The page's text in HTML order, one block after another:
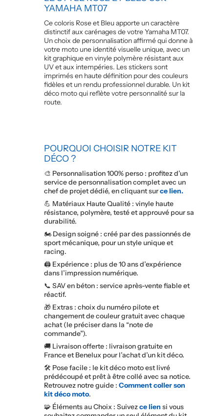
YAMAHA MT07
Ce coloris Rose et Bleu apporte un caractère
distinctif aux carénages de votre Yamaha MT07.
Un choix de personnalisation affirmé qui donne à
votre moto une identité visuelle unique, avec un
kit graphique en vinyle polymère résistant aux
UV et aux intempéries. Les stickers sont
imprimés en haute définition pour des couleurs
fidèles et un rendu professionnel durable. Un kit
déco moto qui reflète votre personnalité sur la
route.
POURQUOI CHOISIR NOTRE KIT
DÉCO ?
🎨 Personnalisation 100% perso : profitez d’un
service de personnalisation complet avec un
chef de projet dédié, en cliquant surce lien.
💪 Matériaux Haute Qualité : vinyle haute
résistance, polymère, testé et approuvé pour sa
durabilité.
🏍️ Design soigné : créé par des passionnés de
sport mécanique, pour un style unique et
racing.
🖨️ Expérience : plus de 10 ans d’expérience
dans l’impression numérique.
📞 SAV en béton : service après-vente fiable et
réactif.
🎁 Extras : choix du numéro pilote et
changement de couleur gratuit avec chaque
achat (le préciser dans la “note de
commande”).
🚚 Livraison offerte : livraison gratuite en
France et Benelux pour l’achat d’un kit déco.
🛠️ Pose facile : le kit déco moto est livré
prédécoupé et prêt à être collé avec sa notice.
Retrouvez notre guide : Comment coller son
kit déco moto.
🧩 Éléments au Choix : Suivezce lien si vous